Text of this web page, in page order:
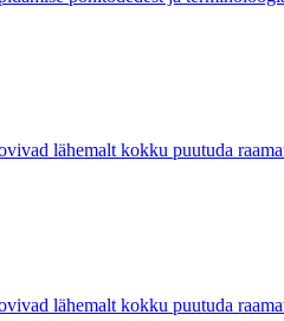
lähemalt kokku puutuda
lähemalt kokku puutuda